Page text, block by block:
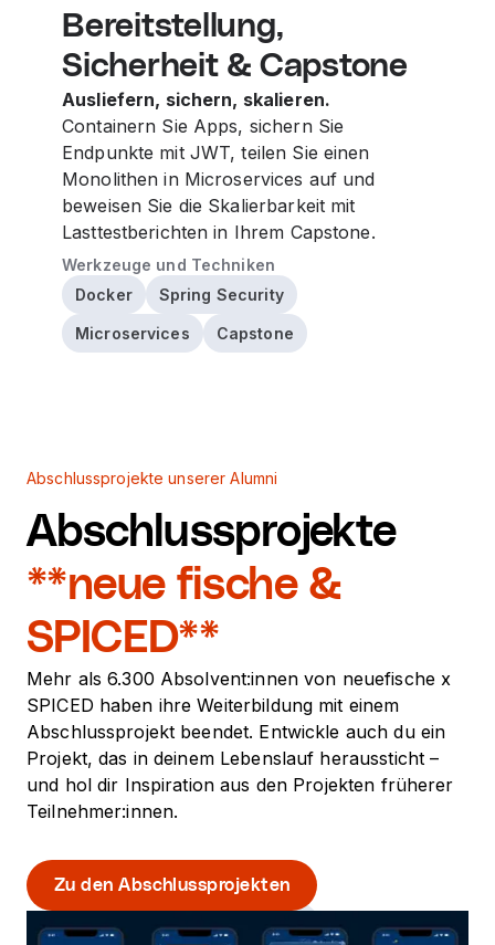
Bereitstellung,
Sicherheit & Capstone
Ausliefern, sichern, skalieren.
Containern Sie Apps, sichern Sie
Endpunkte mit JWT, teilen Sie einen
Monolithen in Microservices auf und
beweisen Sie die Skalierbarkeit mit
Lasttestberichten in Ihrem Capstone.
Werkzeuge und Techniken
Docker
Spring Security
Microservices Capstone
Abschlussprojekte unserer Alumni
Abschlussprojekte
**neue fische &
SPICED**
Mehr als 6.300 Absolvent:innen von neuefische x
SPICED haben ihre Weiterbildung mit einem
Abschlussprojekt beendet. Entwickle auch du ein
Projekt, das in deinem Lebenslauf heraussticht –
und hol dir Inspiration aus den Projekten früherer
Teilnehmer:innen.
Zu den Abschlussprojekten